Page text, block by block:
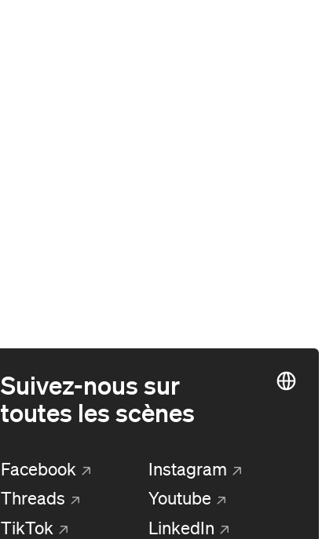
Suivez-nous sur
toutes les scènes
Facebook
Instagram
Threads
Youtube
TikTok
LinkedIn